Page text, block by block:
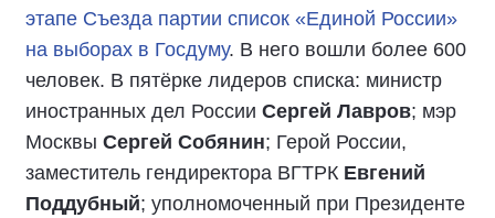
этапе Съезда партии список «Единой России»
на выборах в Госдуму. В него вошли более 600
человек. В пятёрке лидеров списка: министр
иностранных дел России Сергей Лавров; мэр
Москвы Сергей Собянин; Герой России,
заместитель гендиректора ВГТРК Евгений
Поддубный; уполномоченный при Президенте